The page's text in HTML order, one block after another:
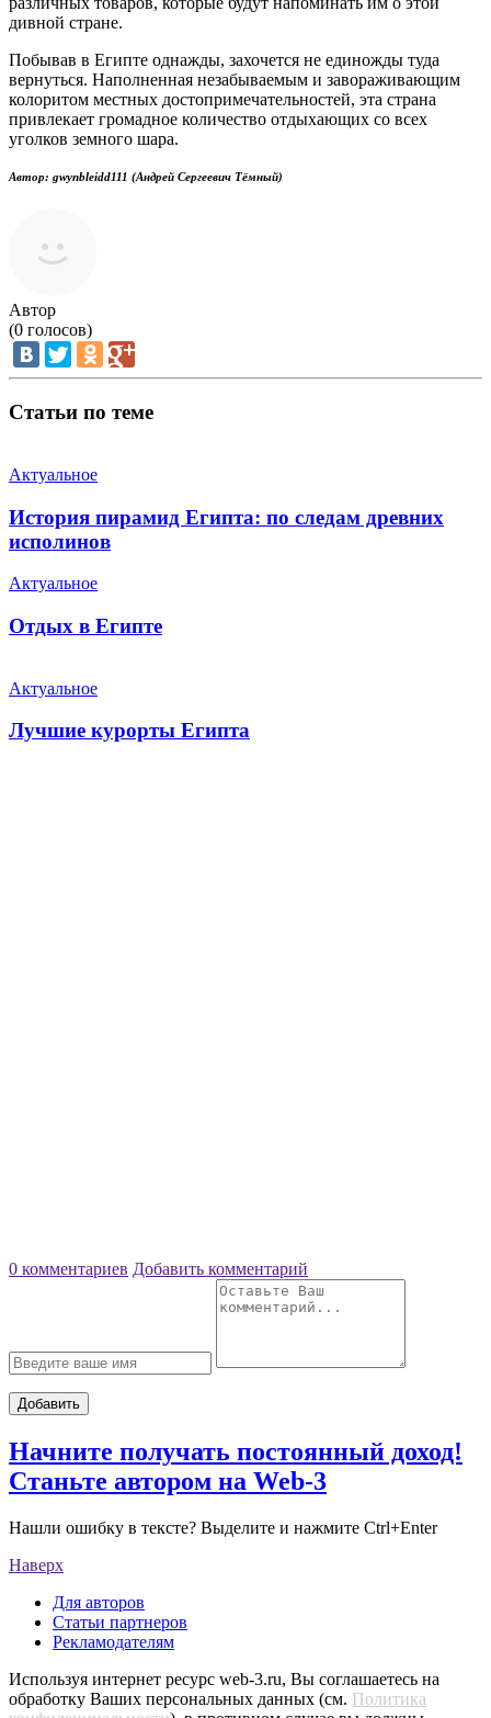
дивной стране.
Побывав в Египте однажды, захочется не единожды туда
вернуться. Наполненная незабываемым и завораживающим
колоритом местных достопримечательностей, эта страна
привлекает громадное количество отдыхающих со всех
уголков земного шара.
Автор: gwynbleidd111 (Андрей Сергеевич Тёмный)
Автор
(0 голосов)
Статьи по теме
Актуальное
История пирамид Египта: по следам древних
исполинов
Актуальное
Отдых в Египте
Актуальное
Лучшие курорты Египта
0 комментариев Добавить комментарий
Добавить
Начните получать постоянный доход!
Станьте автором на Web-3
Нашли ошибку в тексте? Выделите и нажмите Ctrl+Enter
Наверх
Для авторов
Статьи партнеров
Рекламодателям
Используя интернет ресурс web-3.ru, Вы соглашаетесь на
обработку Ваших персональных данных (см. Политика